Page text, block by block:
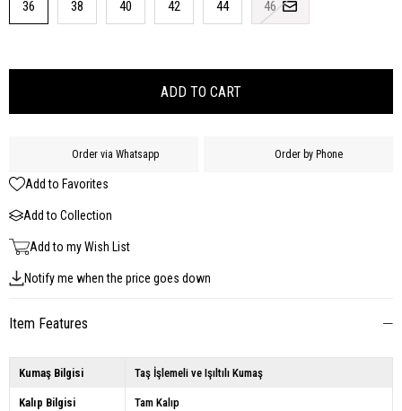
36 38 40 42 44 46
Order via Whatsapp Order by Phone
Add to Favorites
Add to Collection
Add to my Wish List
Notify me when the price goes down
Item Features
Kumaş Bilgisi Taş İşlemeli ve Işıltılı Kumaş
Kalıp Bilgisi Tam Kalıp